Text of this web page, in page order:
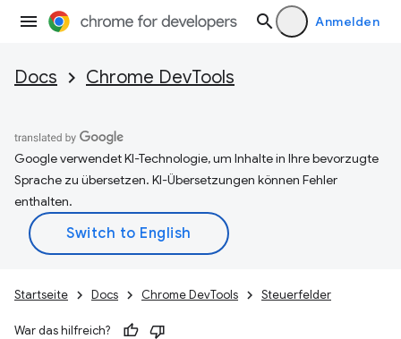
Anmelden
Docs Chrome DevTools
Google verwendet KI-Technologie, um Inhalte in Ihre bevorzugte
Sprache zu übersetzen. KI-Übersetzungen können Fehler
enthalten.
Startseite Docs Chrome DevTools Steuerfelder
War das hilfreich?